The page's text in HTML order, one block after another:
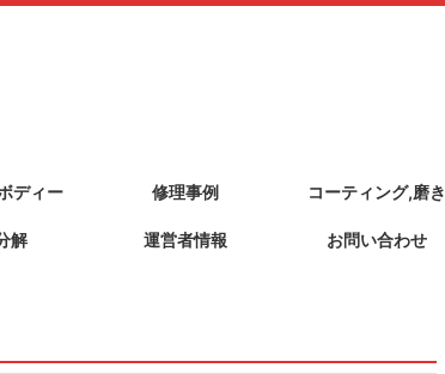
ディー 修理事例 コーティング,磨き
解 運営者情報 お問い合わせ